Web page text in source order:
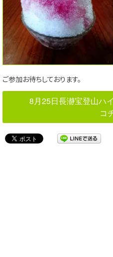
ご参加お待ちしております。
8月25日長瀞宝登山ハ
コ